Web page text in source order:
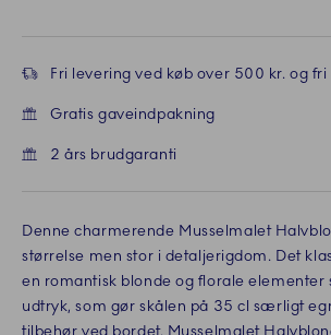
Fri levering ved køb over 500 kr. og fri
Gratis gaveindpakning
2 års brudgaranti
Denne charmerende Musselmalet
størrelse men stor i detaljerigdom. Det
en romantisk blonde og florale elementer
udtryk, som gør skålen på 35 cl særligt